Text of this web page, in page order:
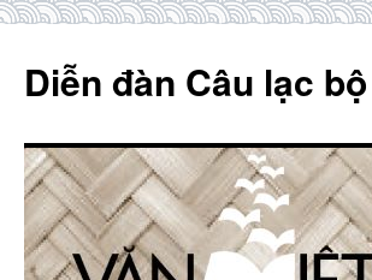
content
Diễn đàn Câu lạc